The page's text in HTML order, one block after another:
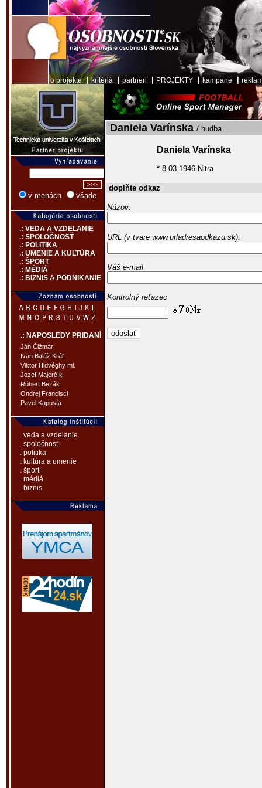
o projekte|kritériá partneri PROJEKTY kampane
v menách všade
.: VEDA A VZDELANIE
.: SPOLOČNOSŤ
.: POLITIKA
.: UMENIE A KULTÚRA
.: ŠPORT
.: MÉDIÁ
.: BIZNIS A PODNIKANIE
.: NAPOSLEDY PRIDANÍ
Ján Čižmár
Ivan Baláž Kráľ
Viktor Hidvéghy ml.
Jozef Majerčík
Róbert Bezák
Ondrej Francisci
Pavel Kapusta
. veda a vzdelanie
. spoločnosť
. politika
. kultúra a umenie
. šport
. médiá
. biznis
Daniela Varínska / hudba
Daniela Varínska
* 8.03.1946 Nitra
doplňte odkaz
Názov:
URL (v tvare www.urladresaodkazu.sk):
Váš e-mail
Kontrolný reťazec